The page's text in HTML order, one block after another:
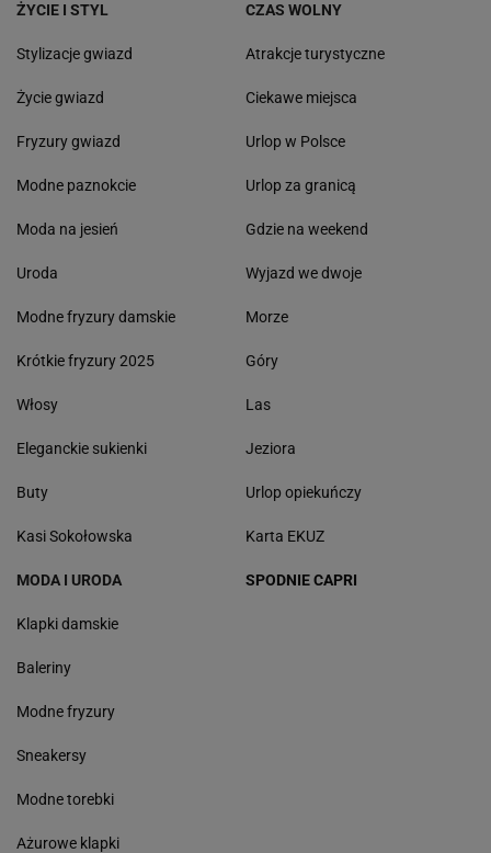
ŻYCIE I STYL
Stylizacje gwiazd
Życie gwiazd
Fryzury gwiazd
Modne paznokcie
Moda na jesień
Uroda
Modne fryzury damskie
Krótkie fryzury 2025
Włosy
Eleganckie sukienki
Buty
Kasi Sokołowska
CZAS WOLNY
Atrakcje turystyczne
Ciekawe miejsca
Urlop w Polsce
Urlop za granicą
Gdzie na weekend
Wyjazd we dwoje
Morze
Góry
Las
Jeziora
Urlop opiekuńczy
Karta EKUZ
MODA I URODA
Klapki damskie
Baleriny
Modne fryzury
Sneakersy
Modne torebki
Ażurowe klapki
SPODNIE CAPRI